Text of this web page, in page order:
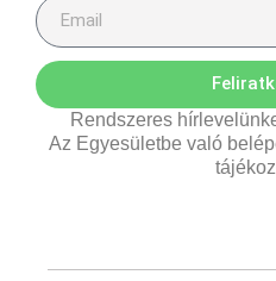
Rendszeres
Az Egyesületbe való